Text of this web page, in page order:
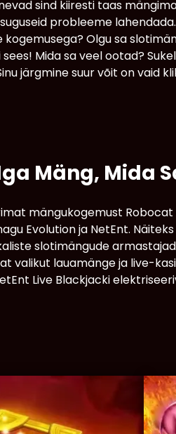
sind kiiresti taas
probleeme
kogemusega? Olgu sa
Mida sa veel ootad?
järgmine suur võit on vaid
Mäng, Mida
mängukogemust Robocat
Evolution ja NetEnt.
slotimängude
valikut lauamänge ja live-
Live Blackjacki